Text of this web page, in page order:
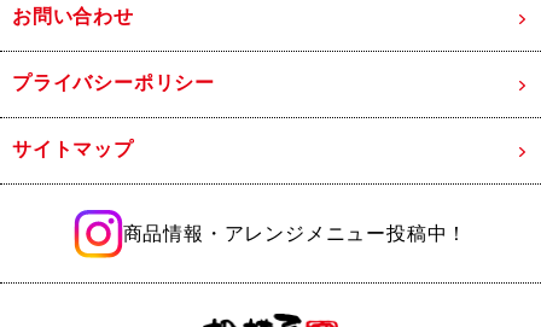
お問い合わせ
プライバシーポリシー
サイトマップ
商品情報・アレンジメニュー投稿中！